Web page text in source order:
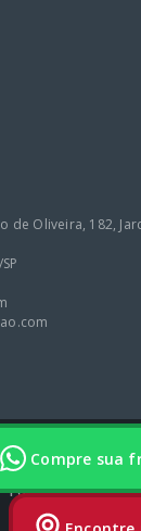
de Oliveira, 182,
– Tem todos os
Política de
Compre sua